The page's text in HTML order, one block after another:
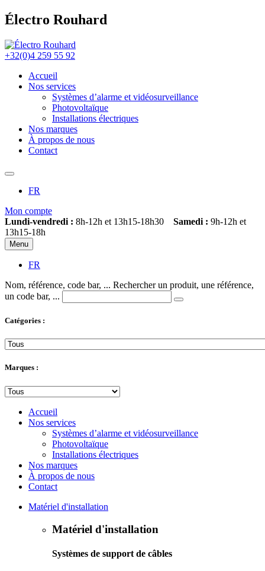
Électro Rouhard
+32(0)4 259 55 92
Accueil
Nos services
Systèmes d’alarme et vidéosurveillance
Photovoltaïque
Installations électriques
Nos marques
À propos de nous
Contact
FR
Mon compte
Lundi-vendredi : 8h-12h et 13h15-18h30 Samedi : 9h-12h et
13h15-18h
Menu
FR
Nom, référence, code bar, ... Rechercher un produit, une référence,
un code bar, ...
Catégories :
Marques :
Accueil
Nos services
Systèmes d’alarme et vidéosurveillance
Photovoltaïque
Installations électriques
Nos marques
À propos de nous
Contact
Matériel d'installation
Matériel d'installation
Systèmes de support de câbles